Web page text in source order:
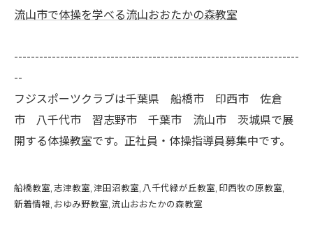
流山市で体操を学べる流山おおたかの森教室
--------------------------------------------------------------------
--
フジスポーツクラブは千葉県 船橋市 印西市 佐倉
市 八千代市 習志野市 千葉市 流山市 茨城県で展
開する体操教室です。正社員・体操指導員募集中です。
船橋教室 志津教室 津田沼教室 八千代緑が丘教室 印西牧の原教室
新着情報 おゆみ野教室 流山おおたかの森教室